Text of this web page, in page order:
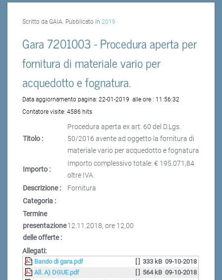
Scritto da GAIA. Pubblicato in 2019
Gara 7201003 - Procedura aperta per
fornitura di materiale vario per
acquedotto e fognatura.
Data aggiornamento pagina: 22-01-2019 alle ore : 11:56:32
Contatore visite: 4586 hits
Titolo :
Procedura aperta ex art. 60 del D.Lgs.
50/2016 avente ad oggetto la fornitura di
materiale vario per acquedotto e fognatura
Importo :
Importo complessivo totale: € 195.071,84
oltre IVA.
Descrizione :
Fornitura
Categoria :
Termine
presentazione
delle offerte :
12.11.2018, ore 12,00
Allegati:
Bando di gara.pdf 333 kB 09-10-2018
All. A) DGUE.pdf
564 kB 09-10-2018